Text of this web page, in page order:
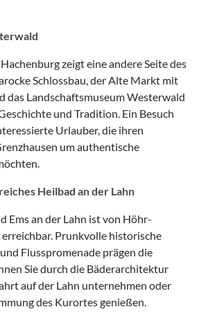
zeigt eine andere Seite des
Schlossbau, der Alte Markt mit
das Landschaftsmuseum Westerwald
und Tradition. Ein Besuch
Urlauber, die ihren
um authentische
Heilbad an der Lahn
Ems an der Lahn ist von Höhr-
Prunkvolle historische
Flusspromenade prägen die
Sie durch die Bäderarchitektur
auf der Lahn unternehmen oder
des Kurortes genießen.